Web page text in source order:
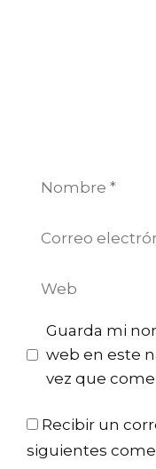
Nombre
Guarda mi
web en este
vez que
Recibir un
siguientes